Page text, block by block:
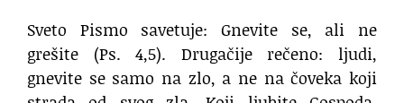
Sveto Pismo savetuje: Gnevite se, ali ne
grešite (Ps. 4,5). Drugačije rečeno: ljudi,
gnevite se samo na zlo, a ne na čoveka koji